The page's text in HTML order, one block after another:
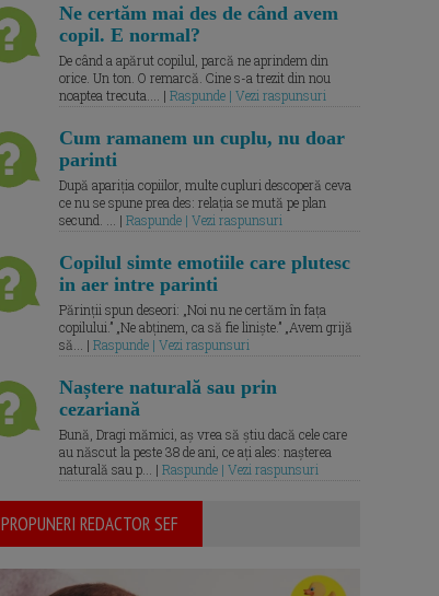
Ne certăm mai des de când avem
copil. E normal?
De când a apărut copilul, parcă ne aprindem din
orice. Un ton. O remarcă. Cine s-a trezit din nou
noaptea trecuta.... | Raspunde | Vezi raspunsuri
Cum ramanem un cuplu, nu doar
parinti
După apariția copiilor, multe cupluri descoperă ceva
ce nu se spune prea des: relația se mută pe plan
secund. ... | Raspunde | Vezi raspunsuri
Copilul simte emotiile care plutesc
in aer intre parinti
Părinții spun deseori: „Noi nu ne certăm în fața
copilului.” „Ne abținem, ca să fie liniște.” „Avem grijă
să... | Raspunde | Vezi raspunsuri
Naștere naturală sau prin
cezariană
Bună, Dragi mămici, aș vrea să știu dacă cele care
au născut la peste 38 de ani, ce ați ales: nașterea
naturală sau p... | Raspunde | Vezi raspunsuri
PROPUNERI REDACTOR SEF